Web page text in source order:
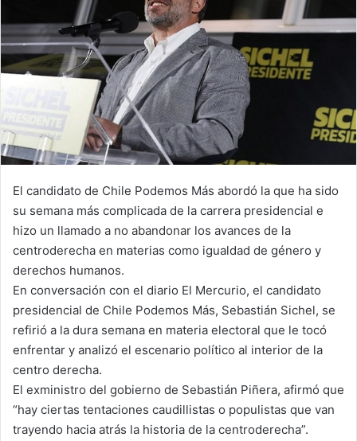
El candidato de Chile Podemos Más abordó la que ha sido
su semana más complicada de la carrera presidencial e
hizo un llamado a no abandonar los avances de la
centroderecha en materias como igualdad de género y
derechos humanos.
En conversación con el diario El Mercurio, el candidato
presidencial de Chile Podemos Más, Sebastián Sichel, se
refirió a la dura semana en materia electoral que le tocó
enfrentar y analizó el escenario político al interior de la
centro derecha.
El exministro del gobierno de Sebastián Piñera, afirmó que
“hay ciertas tentaciones caudillistas o populistas que van
trayendo hacia atrás la historia de la centroderecha”.